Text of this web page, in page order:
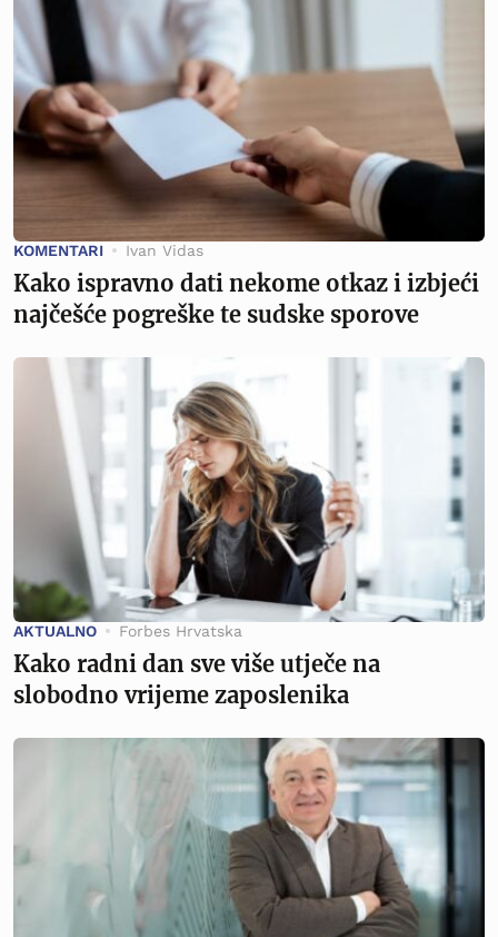
KOMENTARI Ivan Vidas
Kako ispravno dati nekome otkaz i izbjeći
najčešće pogreške te sudske sporove
AKTUALNO Forbes Hrvatska
Kako radni dan sve više utječe na
slobodno vrijeme zaposlenika